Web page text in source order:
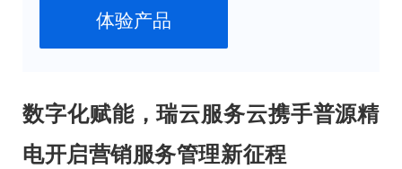
体验产品
数字化赋能，瑞云服务云携手普源精
电开启营销服务管理新征程